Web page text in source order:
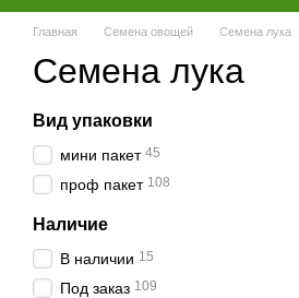
Главная Семена овощей Семена лука
Семена лука
Вид упаковки
мини пакет 45
проф пакет 108
Наличие
В наличии 15
Под заказ 109